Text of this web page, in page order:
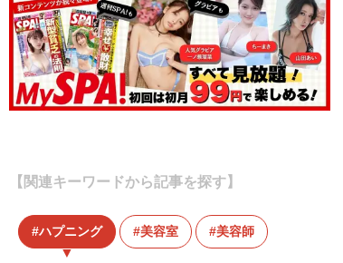
【関連キーワードから記事を探す】
ハプニング 美容室 美容師